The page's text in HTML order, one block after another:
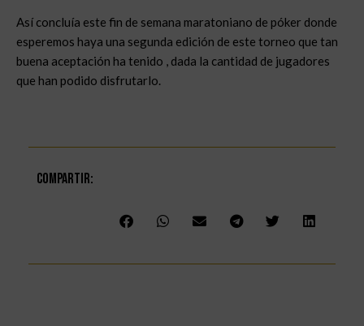
Así concluía este fin de semana maratoniano de póker donde
esperemos haya una segunda edición de este torneo que tan
buena aceptación ha tenido , dada la cantidad de jugadores
que han podido disfrutarlo.
Compartir: